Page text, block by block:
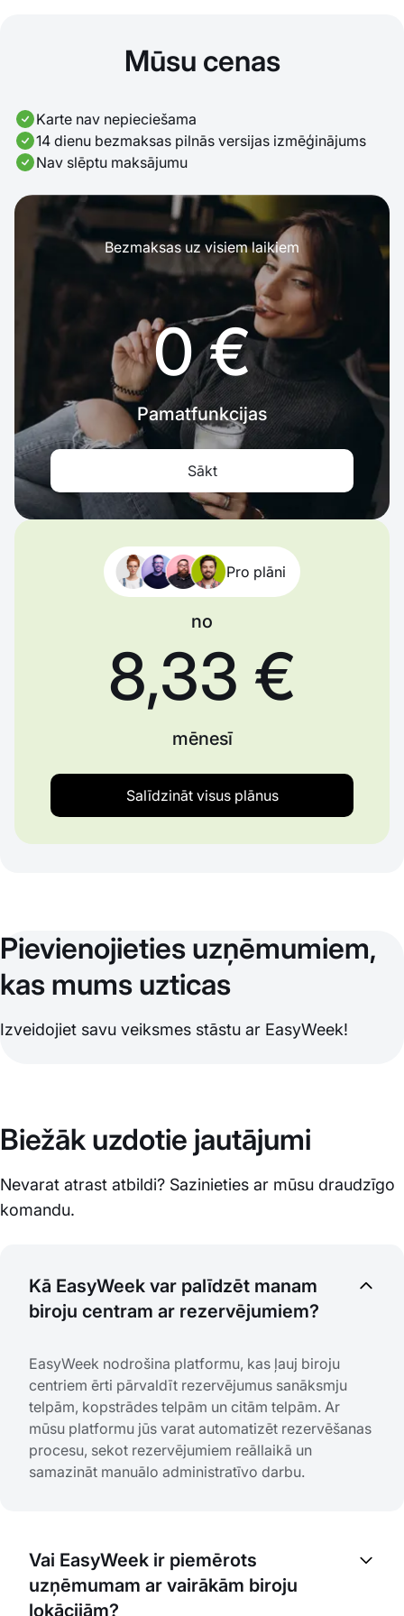
Mūsu cenas
Karte nav nepieciešama
14 dienu bezmaksas pilnās versijas izmēģinājums
Nav slēptu maksājumu
Bezmaksas uz visiem laikiem
0 €
Pamatfunkcijas
Sākt
Pro plāni
no
8,33 €
mēnesī
Salīdzināt visus plānus
Pievienojieties uzņēmumiem,
kas mums uzticas
Izveidojiet savu veiksmes stāstu ar EasyWeek!
Biežāk uzdotie jautājumi
Nevarat atrast atbildi? Sazinieties ar mūsu draudzīgo
komandu.
Kā EasyWeek var palīdzēt manam
biroju centram ar rezervējumiem?
EasyWeek nodrošina platformu, kas ļauj biroju
centriem ērti pārvaldīt rezervējumus sanāksmju
telpām, kopstrādes telpām un citām telpām. Ar
mūsu platformu jūs varat automatizēt rezervēšanas
procesu, sekot rezervējumiem reāllaikā un
samazināt manuālo administratīvo darbu.
Vai EasyWeek ir piemērots
uzņēmumam ar vairākām biroju
lokācijām?